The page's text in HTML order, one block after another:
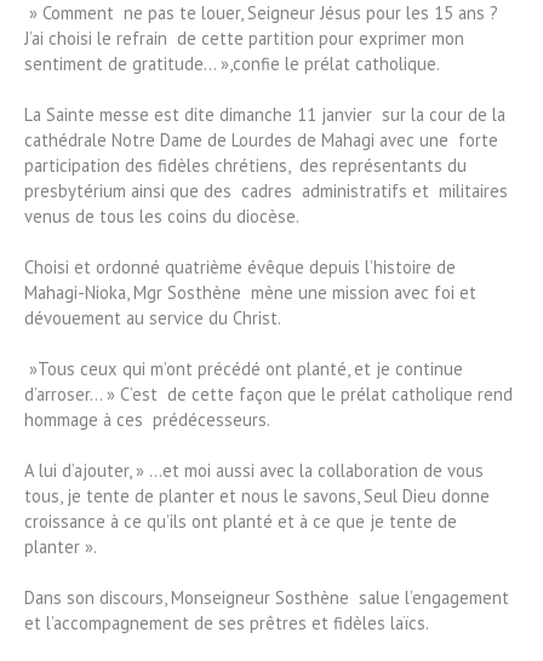
‎ » Comment ne pas te louer, Seigneur Jésus pour les 15 ans ?
J’ai choisi le refrain de cette partition pour exprimer mon
sentiment de gratitude… »,confie le prélat catholique.
‎La Sainte messe est dite dimanche 11 janvier sur la cour de la
cathédrale Notre Dame de Lourdes de Mahagi avec une forte
participation des fidèles chrétiens, des représentants du
presbytérium ainsi que des cadres administratifs et militaires
venus de tous les coins du diocèse.
‎Choisi et ordonné quatrième évêque depuis l’histoire de
Mahagi-Nioka, Mgr Sosthène mène une mission avec foi et
dévouement au service du Christ.
‎ »Tous ceux qui m’ont précédé ont planté, et je continue
d’arroser… » C’est de cette façon que le prélat catholique rend
hommage à ces prédécesseurs.
‎A lui d’ajouter, » …et moi aussi avec la collaboration de vous
tous, je tente de planter et nous le savons, Seul Dieu donne
croissance à ce qu’ils ont planté et à ce que je tente de
planter ».
‎Dans son discours, Monseigneur Sosthène salue l’engagement
et l’accompagnement de ses prêtres et fidèles laïcs.